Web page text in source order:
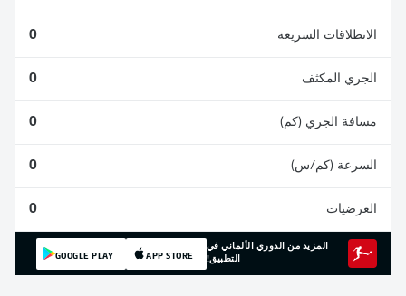
الانطلاقات السريعة 0
الجري المكثف 0
مسافة الجري (كم) 0
السرعة (كم/س) 0
العرضيات 0
المزيد من الدوري الألماني في
التطبيق!
APP STORE
GOOGLE PLAY